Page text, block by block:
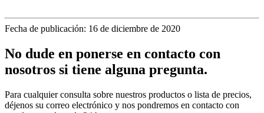
Fecha de publicación: 16 de diciembre de 2020
No dude en ponerse en contacto con
nosotros si tiene alguna pregunta.
Para cualquier consulta sobre nuestros productos o lista de precios,
déjenos su correo electrónico y nos pondremos en contacto con